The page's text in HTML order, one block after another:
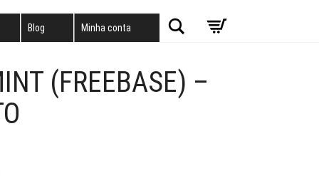
Blog Minha conta Pesquisar
(FREEBASE) –